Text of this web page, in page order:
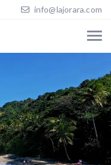
info@lajorara.com